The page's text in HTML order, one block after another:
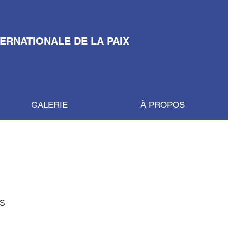
DE LA PAIX
GALERIE À PROPOS